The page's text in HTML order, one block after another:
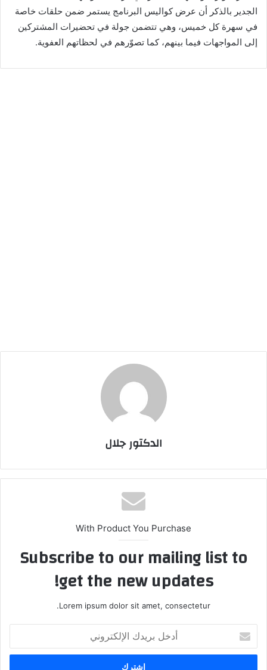
الجدير بالذكر أن عرض كواليس البرنامج يستمر ضمن حلقات خاصة
في سهرة كل خميس، وهي تتضمن جولة في تحضيرات المشتركين
إلى المواجهات فيما بينهم، كما تصوّرهم في لحظاتهم العفوية.
الدكتور جلال
With Product You Purchase
Subscribe to our mailing list to
get the new updates!
Lorem ipsum dolor sit amet, consectetur.
بريدك
الإلكتروني